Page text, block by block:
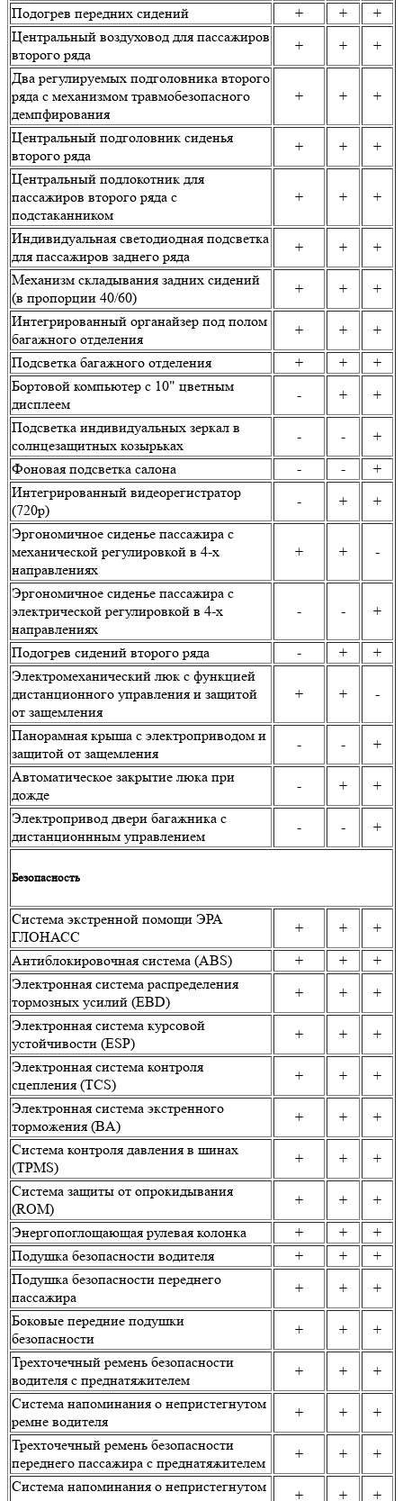
Подогрев передних сидений
+ +
+
Центральный воздуховод для пассажиров
второго ряда
+ +
+
Два регулируемых подголовника второго
ряда с механизмом травмобезопасного
демпфирования
+ + +
Центральный подголовник сиденья
второго ряда
+ +
+
Центральный подлокотник для
пассажиров второго ряда с
подстаканником
+ + +
Индивидуальная светодиодная подсветка
для пассажиров заднего ряда
+ +
+
Механизм складывания задних сидений
(в пропорции 40/60)
+ +
+
Интегрированный органайзер под полом
багажного отделения
+ +
+
Подсветка багажного отделения
+ +
+
Бортовой компьютер с 10" цветным
дисплеем
- +
+
Подсветка индивидуальных зеркал в
солнцезащитных козырьках
- -
+
Фоновая подсветка салона
- -
+
Интегрированный видеорегистратор
(720p)
- +
+
Эргономичное сиденье пассажира с
механической регулировкой в 4-х
направлениях
+ + -
Эргономичное сиденье пассажира с
электрической регулировкой в 4-х
направлениях
- - +
Подогрев сидений второго ряда - +
+
Электромеханический люк с функцией
дистанционного управления и защитой
от защемления
+ + -
Панорамная крыша с электроприводом и
защитой от защемления
- -
+
Автоматическое закрытие люка при
дожде
- +
+
Электропривод двери багажника с
дистанционнным управлением
- - +
Безопасность
Система экстренной помощи ЭРА
ГЛОНАСС
+ +
+
Антиблокировочная система (ABS)
+ +
+
Электронная система распределения
тормозных усилий (EBD)
+ +
+
Электронная система курсовой
устойчивости (ESP)
+ +
+
Электронная система контроля
сцепления (TCS)
+ +
+
Электронная система экстренного
торможения (BA)
+ +
+
Система контроля давления в шинах
(TPMS)
+ +
+
Система защиты от опрокидывания
(ROM)
+ +
+
Энергопоглощающая рулевая колонка
+ +
+
Подушка безопасности водителя
+ +
+
Подушка безопасности переднего
пассажира
+ +
+
Боковые передние подушки
безопасности
+ +
+
Трехточечный ремень безопасности
водителя с преднатяжителем
+ +
+
Система напоминания о непристегнутом
ремне водителя
+ +
+
Трехточечный ремень безопасности
переднего пассажира с преднатяжителем
+ +
+
Система напоминания о непристегнутом
+ + +